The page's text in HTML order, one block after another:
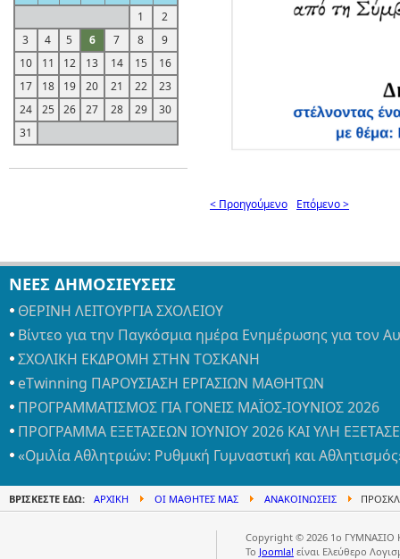
< Προηγούμενο Επόμενο >
1
2
3
4 5 6 7 8
9
10
11 12 13 14 15
16
17
18 19 20 21 22
23
24
25 26 27 28 29
30
31
ΝΕΕΣ ΔΗΜΟΣΙΕΥΣΕΙΣ
ΘΕΡΙΝΗ ΛΕΙΤΟΥΡΓΙΑ ΣΧΟΛΕΙΟΥ
Βίντεο για την Παγκόσμια ημέρα Ενημέρωσης για τον
ΣΧΟΛΙΚΗ ΕΚΔΡΟΜΗ ΣΤΗΝ ΤΟΣΚΑΝΗ
eTwinning ΠΑΡΟΥΣΙΑΣΗ ΕΡΓΑΣΙΩΝ ΜΑΘΗΤΩΝ
ΠΡΟΓΡΑΜΜΑΤΙΣΜΟΣ ΓΙΑ ΓΟΝΕΙΣ ΜΑΪΟΣ-ΙΟΥΝΙΟΣ 2026
ΠΡΟΓΡΑΜΜΑ ΕΞΕΤΑΣΕΩΝ ΙΟΥΝΙΟΥ 2026 ΚΑΙ ΥΛΗ
«Ομιλία Αθλητριών: Ρυθμική Γυμναστική και
ΒΡΊΣΚΕΣΤΕ ΕΔΏ: ΑΡΧΙΚΉ ΟΙ ΜΑΘΗΤΈΣ ΜΑΣ ΑΝΑΚΟΙΝΏΣΕΙΣ
Copyright © 2026 1ο ΓΥΜΝΑΣΙΟ
Το Joomla! είναι Ελεύθερο